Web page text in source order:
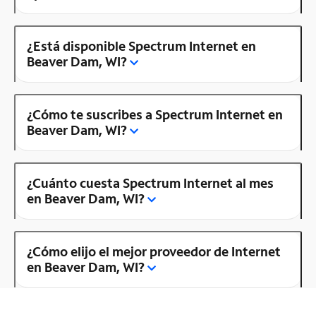
¿Está disponible Spectrum Internet en
Beaver Dam, WI?
¿Cómo te suscribes a Spectrum Internet en
Beaver Dam, WI?
¿Cuánto cuesta Spectrum Internet al mes
en Beaver Dam, WI?
¿Cómo elijo el mejor proveedor de Internet
en Beaver Dam, WI?